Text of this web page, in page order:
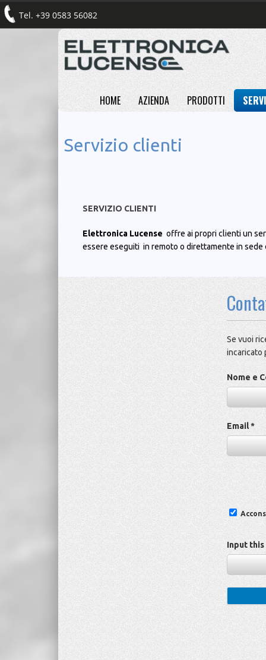
Tel. +39 0583 56082
HOME AZIENDA PRODOTTI
Servizio clienti
SERVIZIO CLIENTI
Elettronica Lucense offre ai propri clienti un
essere eseguiti in remoto o direttamente in sede
Se vuoi
incaricato
Nome e
Email *
Input